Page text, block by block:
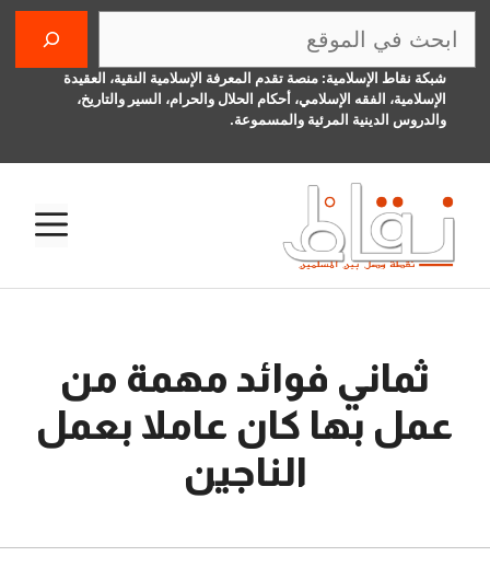
انتقل
المحتوىشبكة نقاط الإسلامية: منصة تقدم المعرفة الإسلامية النقية، العقيدة
الإسلامية، الفقه الإسلامي، أحكام الحلال والحرام، السير والتاريخ،
والدروس الدينية المرئية والمسموعة.
ثماني فوائد مهمة من
عمل بها كان عاملا بعمل
الناجين